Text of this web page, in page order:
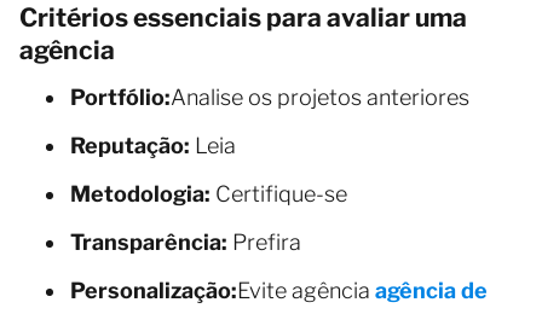
Critérios essenciais para avaliar uma
agência
Portfólio:Analise os projetos anteriores
Reputação: Leia
Metodologia: Certifique-se
Transparência: Prefira
Personalização:Evite agência agência de